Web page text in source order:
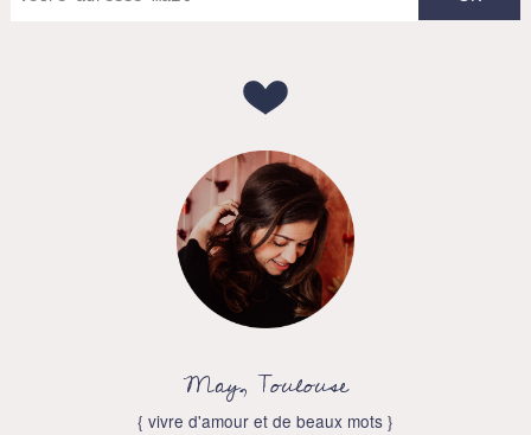
May, Toulouse
{ vivre d'amour et de beaux mots }